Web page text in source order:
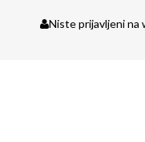
Niste prijavljeni na